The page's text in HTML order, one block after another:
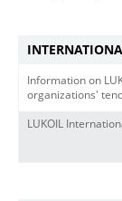
Information on
organizations'
LUKOIL